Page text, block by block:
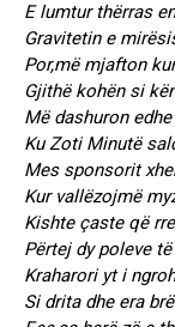
E lumtur thërras
Gravitetin e
Por,më mjafton
Gjithë kohën si
Më dashuron
Ku Zoti Minutë
Mes sponsorit
Kur vallëzojmë
Kishte çaste që
Përtej dy poleve
Kraharori yt i
Si drita dhe era